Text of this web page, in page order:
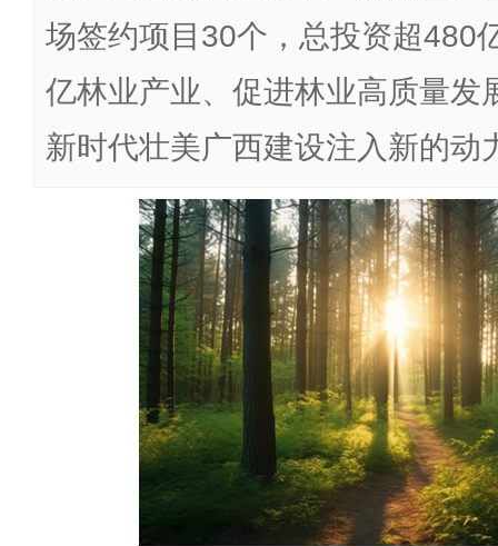
场签约项目30个，总投资超480
亿林业产业、促进林业高质量发
新时代壮美广西建设注入新的动